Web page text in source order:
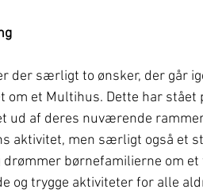
der særligt to ønsker, der går
om et Multihus. Dette har stået
ud af deres nuværende
aktivitet, men særligt også et
børnefamilierne om
og trygge aktiviteter for alle